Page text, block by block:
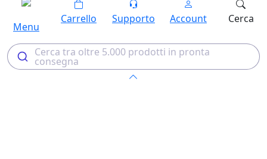
Menu
Carrello Supporto Account Cerca
Cerca tra oltre 5.000 prodotti in pronta
consegna